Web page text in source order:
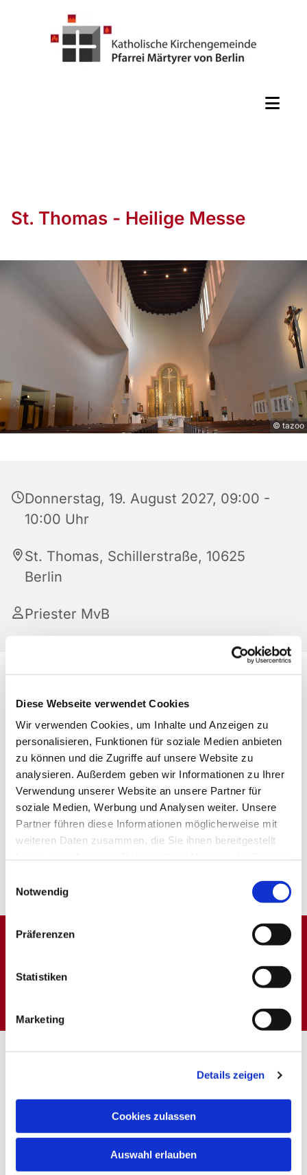
Diese Webseite verwendet Cookies
Wir verwenden Cookies, um Inhalte und Anzeigen zu
personalisieren, Funktionen für soziale Medien anbieten
zu können und die Zugriffe auf unsere Website zu
analysieren. Außerdem geben wir Informationen zu Ihrer
Verwendung unserer Website an unsere Partner für
soziale Medien, Werbung und Analysen weiter. Unsere
Partner führen diese Informationen möglicherweise mit
weiteren Daten zusammen, die Sie ihnen bereitgestellt
Notwendig
Präferenzen
Statistiken
Marketing
Details zeigen
Cookies zulassen
Auswahl erlauben
St. Thomas - Heilige Messe
© tazoo
Donnerstag, 19. August 2027, 09:00 -
10:00 Uhr
St. Thomas, Schillerstraße, 10625
Berlin
Priester MvB